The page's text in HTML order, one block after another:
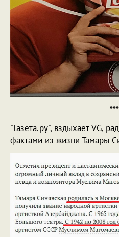
***
"Газета.ру", вздыхает VG,
фактами из жизни Тамары